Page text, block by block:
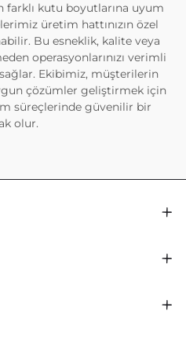
farklı kutu boyutlarına uyum
üretim hattınızın özel
Bu esneklik, kalite veya
operasyonlarınızı verimli
Ekibimiz, müşterilerin
çözümler geliştirmek için
süreçlerinde güvenilir bir
olur.